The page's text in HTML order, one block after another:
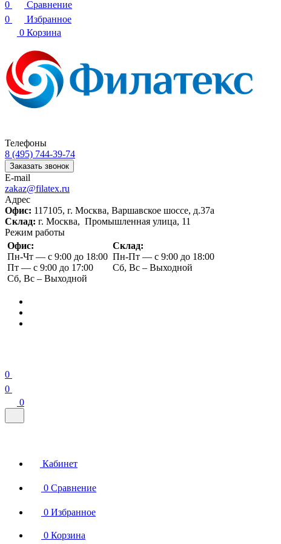
0
Сравнение
0
Избранное
0 Корзина
Телефоны
8 (495) 744-39-74
Заказать звонок
E-mail
zakaz@filatex.ru
Адрес
Офис: 117105, г. Москва, Варшавское шоссе, д.37а
Склад: г. Москва, Промышленная улица, 11
Режим работы
Офис:
Пн-Чт — с 9:00 до 18:00
Пт — с 9:00 до 17:00
Сб, Вс – Выходной
Склад:
Пн-Пт — с 9:00 до 18:00
Сб, Вс – Выходной
0
0
0
Кабинет
0 Сравнение
0 Избранное
0 Корзина